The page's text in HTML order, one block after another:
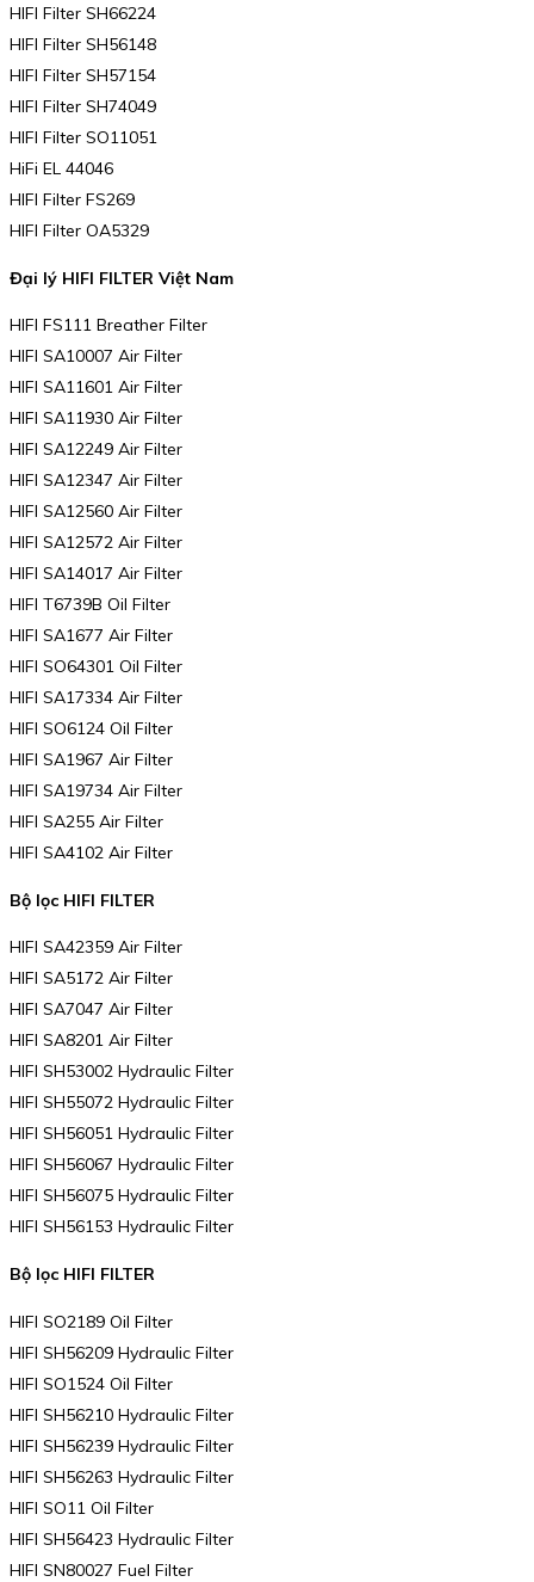
HIFI Filter SH66224
HIFI Filter SH56148
HIFI Filter SH57154
HIFI Filter SH74049
HIFI Filter SO11051
HiFi EL 44046
HIFI Filter FS269
HIFI Filter OA5329
Đại lý HIFI FILTER Việt Nam
HIFI FS111 Breather Filter
HIFI SA10007 Air Filter
HIFI SA11601 Air Filter
HIFI SA11930 Air Filter
HIFI SA12249 Air Filter
HIFI SA12347 Air Filter
HIFI SA12560 Air Filter
HIFI SA12572 Air Filter
HIFI SA14017 Air Filter
HIFI T6739B Oil Filter
HIFI SA1677 Air Filter
HIFI SO64301 Oil Filter
HIFI SA17334 Air Filter
HIFI SO6124 Oil Filter
HIFI SA1967 Air Filter
HIFI SA19734 Air Filter
HIFI SA255 Air Filter
HIFI SA4102 Air Filter
Bộ lọc HIFI FILTER
HIFI SA42359 Air Filter
HIFI SA5172 Air Filter
HIFI SA7047 Air Filter
HIFI SA8201 Air Filter
HIFI SH53002 Hydraulic Filter
HIFI SH55072 Hydraulic Filter
HIFI SH56051 Hydraulic Filter
HIFI SH56067 Hydraulic Filter
HIFI SH56075 Hydraulic Filter
HIFI SH56153 Hydraulic Filter
Bộ lọc HIFI FILTER
HIFI SO2189 Oil Filter
HIFI SH56209 Hydraulic Filter
HIFI SO1524 Oil Filter
HIFI SH56210 Hydraulic Filter
HIFI SH56239 Hydraulic Filter
HIFI SH56263 Hydraulic Filter
HIFI SO11 Oil Filter
HIFI SH56423 Hydraulic Filter
HIFI SN80027 Fuel Filter